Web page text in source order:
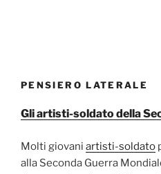
PENSIERO LATERALE
Gli artisti-soldato della
Molti giovani artisti-soldato
alla Seconda Guerra